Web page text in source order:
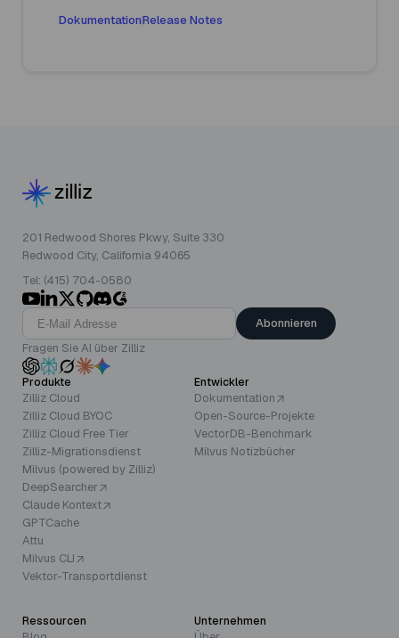
DokumentationRelease Notes
201 Redwood Shores Pkwy, Suite 330
Redwood City, California 94065
Tel: (415) 704-0580
Abonnieren
Fragen Sie AI über Zilliz
Produkte
Zilliz Cloud
Zilliz Cloud BYOC
Zilliz Cloud Free Tier
Zilliz-Migrationsdienst
Milvus (powered by Zilliz)
DeepSearcher
Claude Kontext
GPTCache
Attu
Milvus CLI
Vektor-Transportdienst
Entwickler
Dokumentation
Open-Source-Projekte
VectorDB-Benchmark
Milvus Notizbücher
Ressourcen Unternehmen